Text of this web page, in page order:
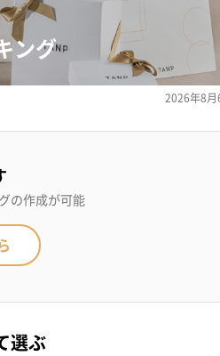
ング
2026年8月
の作成が可能
選ぶ